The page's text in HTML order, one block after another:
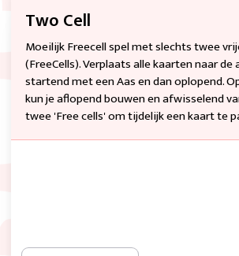
Two Cell
Moeilijk Freecell spel met slechts twee
(FreeCells). Verplaats alle kaarten naar
startend met een Aas en dan oplopend.
kun je aflopend bouwen en afwisselend
twee 'Free cells' om tijdelijk een kaart te